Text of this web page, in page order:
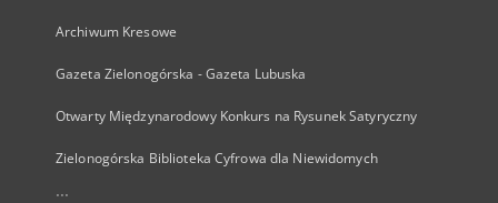
Archiwum Kresowe
Gazeta Zielonogórska - Gazeta Lubuska
Otwarty Międzynarodowy Konkurs na Rysunek Satyryczny
Zielonogórska Biblioteka Cyfrowa dla Niewidomych
...